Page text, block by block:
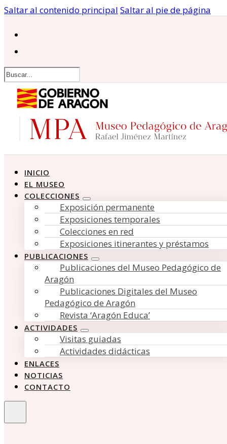
Saltar al contenido principal Saltar al pie de página
Buscar
INICIO
EL MUSEO
COLECCIONES
Exposición permanente
Exposiciones temporales
Colecciones en red
Exposiciones itinerantes y préstamos
PUBLICACIONES
Publicaciones del Museo Pedagógico de
Aragón
Publicaciones Digitales del Museo
Pedagógico de Aragón
Revista ‘Aragón Educa’
ACTIVIDADES
Visitas guiadas
Actividades didácticas
ENLACES
NOTICIAS
CONTACTO